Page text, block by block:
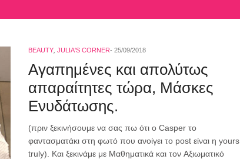
BEAUTY JULIA'S CORNER 25/09/2018
Αγαπημένες και απολύτως
απαραίτητες τώρα, Μάσκες
Ενυδάτωσης.
(πριν ξεκινήσουμε να σας πω ότι ο Casper το
φαντασματάκι στη φωτό που ανοίγει το post είναι η yours
truly). Και ξεκινάμε με Μαθηματικά και τον Αξιωματικό